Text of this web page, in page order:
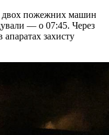
двох пожежних машин
— о 07:45. Через
захисту